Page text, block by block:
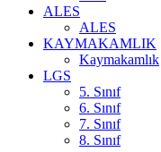
ALES
ALES
KAYMAKAMLIK
Kaymakamlık
LGS
5. Sınıf
6. Sınıf
7. Sınıf
8. Sınıf